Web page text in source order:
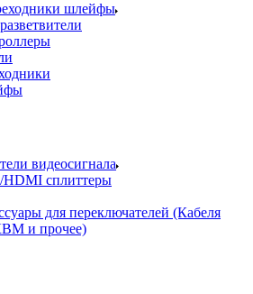
шлейфы
видеосигнала
сплиттеры
для переключателей (Кабеля
и прочее)